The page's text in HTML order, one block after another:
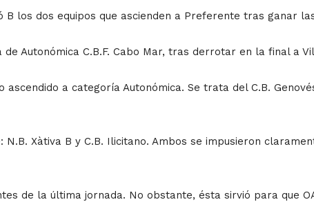
B los dos equipos que ascienden a Preferente tras ganar
Autonómica C.B.F. Cabo Mar, tras derrotar en la final a
ascendido a categoría Autonómica. Se trata del C.B.
Xàtiva B y C.B. Ilicitano. Ambos se impusieron
de la última jornada. No obstante, ésta sirvió para que